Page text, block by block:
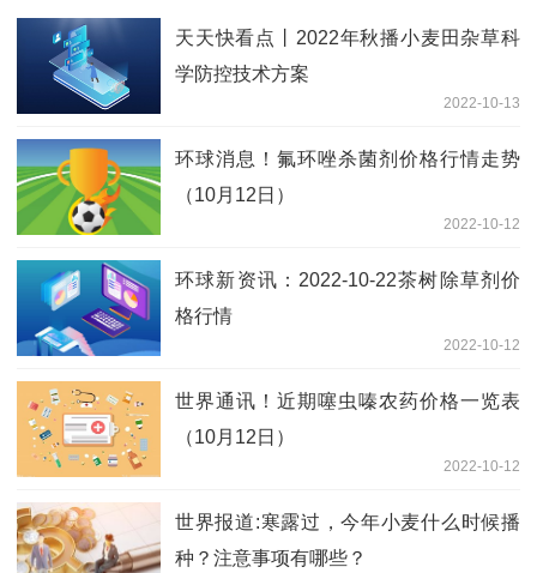
天天快看点丨2022年秋播小麦田杂草科
学防控技术方案
2022-10-13
环球消息！氟环唑杀菌剂价格行情走势
（10月12日）
2022-10-12
环球新资讯：2022-10-22茶树除草剂价
格行情
2022-10-12
世界通讯！近期噻虫嗪农药价格一览表
（10月12日）
2022-10-12
世界报道:寒露过，今年小麦什么时候播
种？注意事项有哪些？